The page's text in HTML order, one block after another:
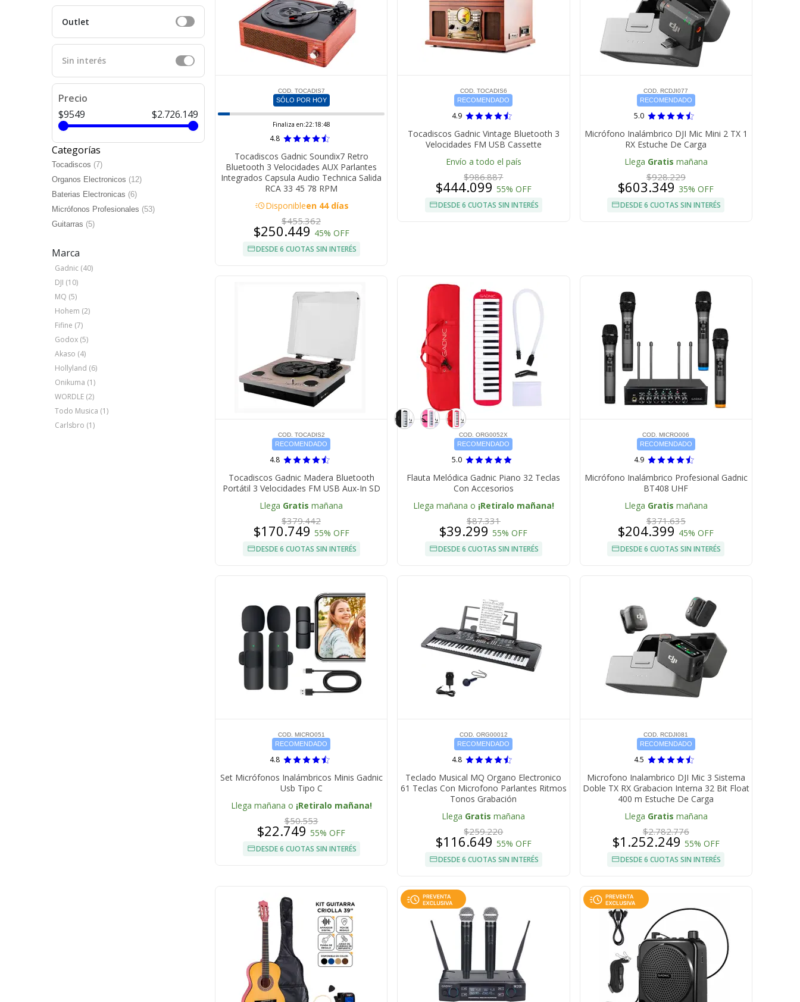
Outlet
Sin interés
Precio
$9549
$2.726.149
Categorías
Tocadiscos (7)
Organos Electronicos (12)
Baterias Electronicas (6)
Micrófonos Profesionales (53)
Guitarras (5)
Marca
Gadnic (40)
DJI (10)
MQ (5)
Hohem (2)
Fifine (7)
Godox (5)
Akaso (4)
Hollyland (6)
Onikuma (1)
WORDLE (2)
Todo Musica (1)
Carlsbro (1)
COD. TOCADIS7
SÓLO POR HOY
Finaliza en:22:18:47
4.8
Tocadiscos Gadnic Soundix7 Retro
Bluetooth 3 Velocidades AUX Parlantes
Integrados Capsula Audio Technica Salida
RCA 33 45 78 RPM
acuteDisponibleen 44 días
$455.362
$250.449 45% OFF
DESDE 6 CUOTAS SIN INTERÉS
COD. TOCADIS6
RECOMENDADO
4.9
Tocadiscos Gadnic Vintage Bluetooth 3
Velocidades FM USB Cassette
Envío a todo el país
$986.887
$444.099 55% OFF
DESDE 6 CUOTAS SIN INTERÉS
COD. RCDJI077
RECOMENDADO
5.0
Micrófono Inalámbrico DJI Mic Mini 2 TX 1
RX Estuche De Carga
Llega Gratis mañana
$928.229
$603.349 35% OFF
DESDE 6 CUOTAS SIN INTERÉS
COD. TOCADIS2
RECOMENDADO
4.8
Tocadiscos Gadnic Madera Bluetooth
Portátil 3 Velocidades FM USB Aux-In SD
Llega Gratis mañana
$379.442
$170.749 55% OFF
DESDE 6 CUOTAS SIN INTERÉS
COD. ORG0052X
RECOMENDADO
5.0
Flauta Melódica Gadnic Piano 32 Teclas
Con Accesorios
Llega mañana o ¡Retiralo mañana!
$87.331
$39.29955% OFF
DESDE 6 CUOTAS SIN INTERÉS
COD. MICRO006
RECOMENDADO
4.9
Micrófono Inalámbrico Profesional Gadnic
BT408 UHF
Llega Gratis mañana
$371.635
$204.399 45% OFF
DESDE 6 CUOTAS SIN INTERÉS
COD. MICRO051
RECOMENDADO
4.8
Set Micrófonos Inalámbricos Minis Gadnic
Usb Tipo C
Llega mañana o ¡Retiralo mañana!
$50.553
$22.749 55% OFF
DESDE 6 CUOTAS SIN INTERÉS
COD. ORG00012
RECOMENDADO
4.8
Teclado Musical MQ Organo Electronico
61 Teclas Con Microfono Parlantes Ritmos
Tonos Grabación
Llega Gratis mañana
$259.220
$116.649 55% OFF
DESDE 6 CUOTAS SIN INTERÉS
COD. RCDJI081
RECOMENDADO
4.5
Microfono Inalambrico DJI Mic 3 Sistema
Doble TX RX Grabacion Interna 32 Bit Float
400 m Estuche De Carga
Llega Gratis mañana
$2.782.776
$1.252.249 55% OFF
DESDE 6 CUOTAS SIN INTERÉS